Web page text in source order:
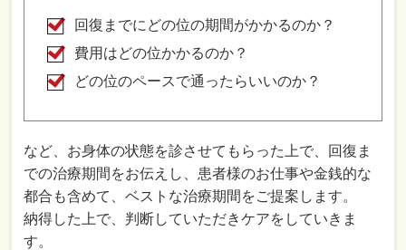
回復までにどの位の期間がかかるのか？
費用はどの位かかるのか？
どの位のペースで通ったらいいのか？
など、お身体の状態を診させてもらった上で、回復ま
での治療期間をお伝えし、患者様のお仕事や金銭的な
都合も含めて、ベストな治療期間をご提案します。
納得した上で、判断していただきケアをしていきま
す。